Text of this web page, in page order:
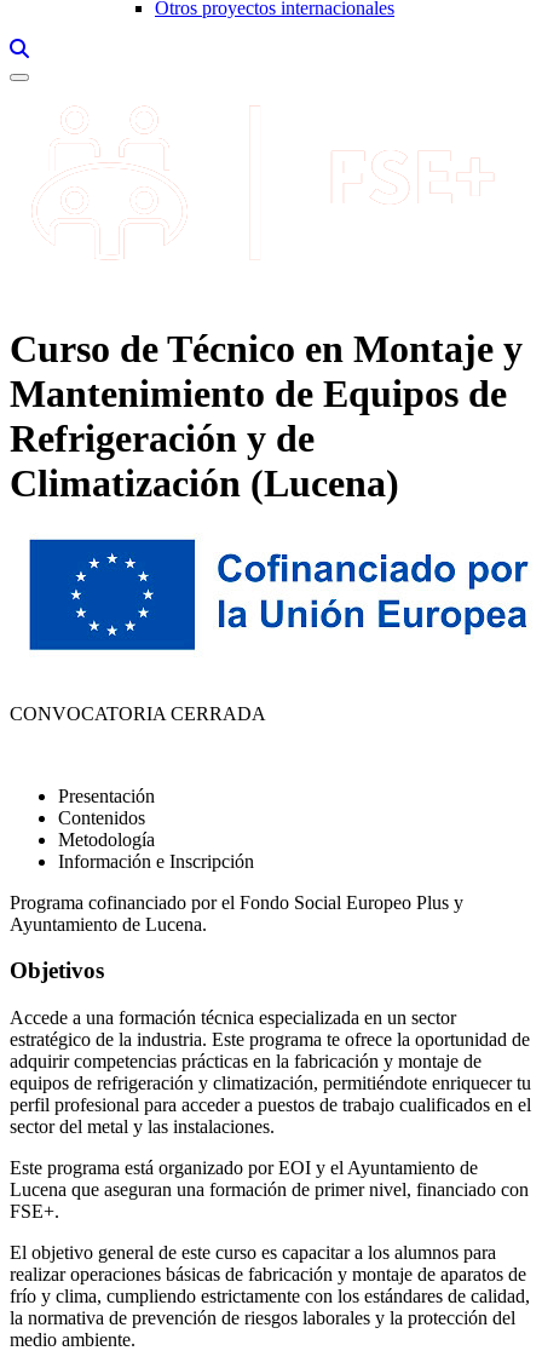
Otros proyectos internacionales
Curso de Técnico en Montaje y
Mantenimiento de Equipos de
Refrigeración y de
Climatización (Lucena)
CONVOCATORIA CERRADA
Presentación
Contenidos
Metodología
Información e Inscripción
Programa cofinanciado por el Fondo Social Europeo Plus y
Ayuntamiento de Lucena.
Objetivos
Accede a una formación técnica especializada en un sector
estratégico de la industria. Este programa te ofrece la oportunidad de
adquirir competencias prácticas en la fabricación y montaje de
equipos de refrigeración y climatización, permitiéndote enriquecer tu
perfil profesional para acceder a puestos de trabajo cualificados en el
sector del metal y las instalaciones.
Este programa está organizado por EOI y el Ayuntamiento de
Lucena que aseguran una formación de primer nivel, financiado con
FSE+.
El objetivo general de este curso es capacitar a los alumnos para
realizar operaciones básicas de fabricación y montaje de aparatos de
frío y clima, cumpliendo estrictamente con los estándares de calidad,
la normativa de prevención de riesgos laborales y la protección del
medio ambiente.